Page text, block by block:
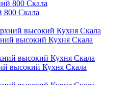
Скала
высокий Кухня Скала
высокий Кухня Скала